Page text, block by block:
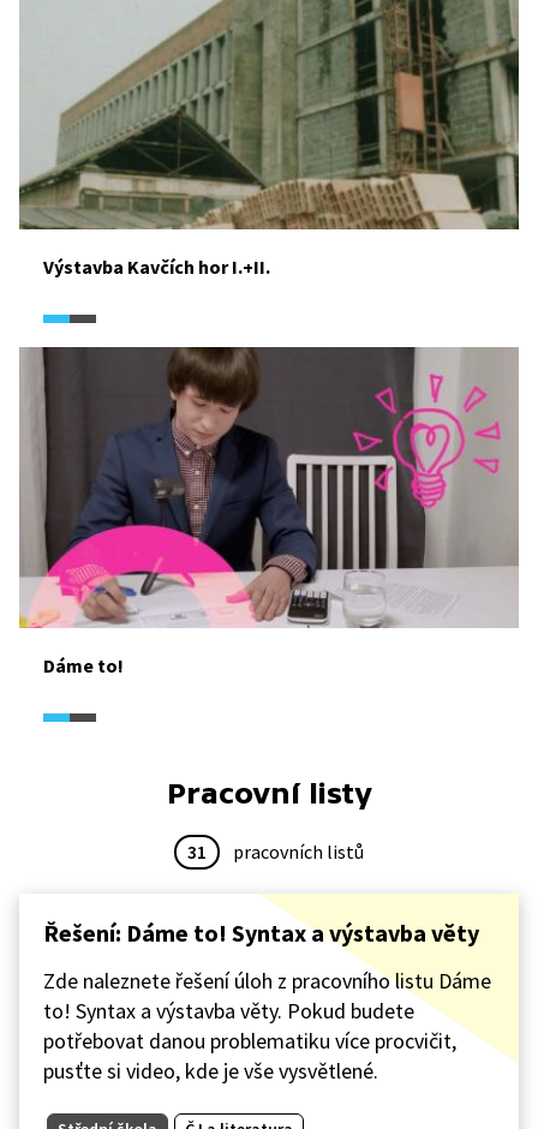
Výstavba Kavčích hor I.+II.
Dáme to!
Pracovní listy
31 pracovních listů
Řešení: Dáme to! Syntax a výstavba věty
Zde naleznete řešení úloh z pracovního listu Dáme
to! Syntax a výstavba věty. Pokud budete
potřebovat danou problematiku více procvičit,
pusťte si video, kde je vše vysvětlené.